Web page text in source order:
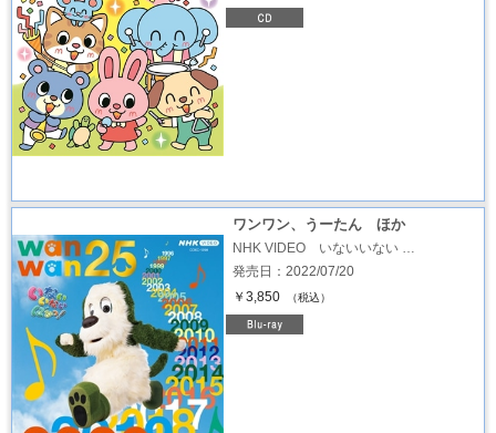
ワンワン、うーたん ほか
NHK VIDEO いないいない …
発売日：2022/07/20
￥3,850
（税込）